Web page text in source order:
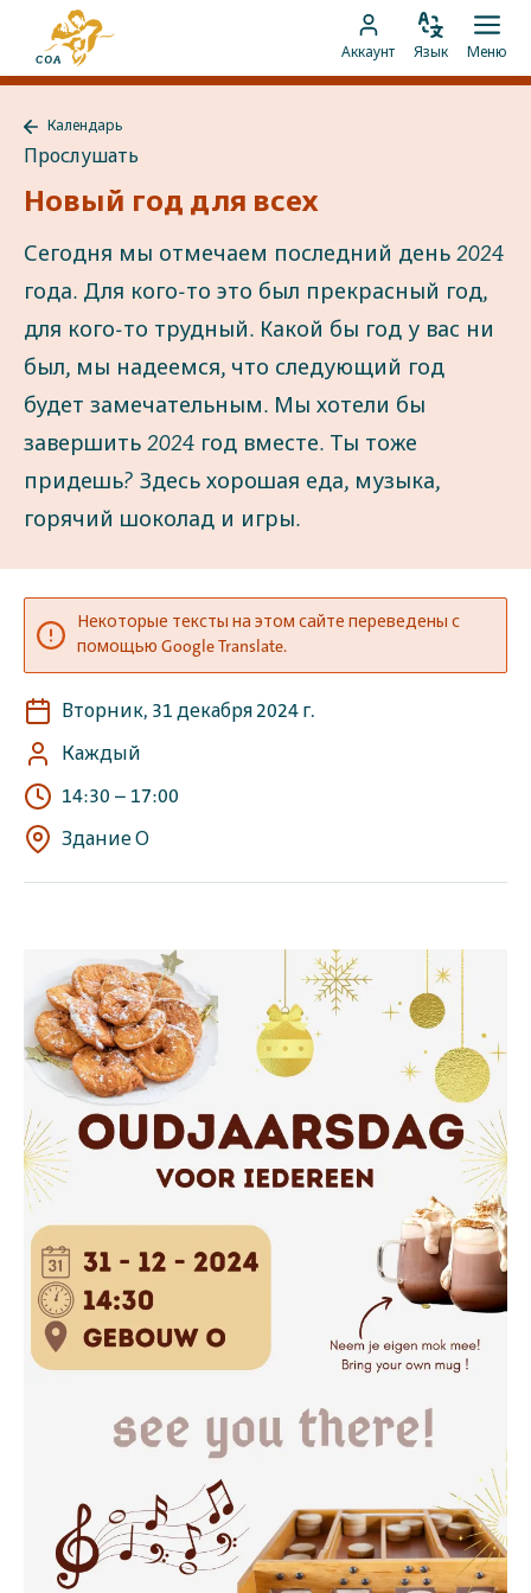
Перейти
контенту
главную
страницу
Перейти
к
Аккаунт
Изменить
Язык Меню
Календарь
Прослушать
Новый год для всех
Сегодня мы отмечаем последний день 2024
года. Для кого-то это был прекрасный год,
для кого-то трудный. Какой бы год у вас ни
был, мы надеемся, что следующий год
будет замечательным. Мы хотели бы
завершить 2024 год вместе. Ты тоже
придешь? Здесь хорошая еда, музыка,
горячий шоколад и игры.
Некоторые тексты на этом сайте переведены с
помощью Google Translate.
Вторник, 31 декабря 2024 г.
Каждый
14:30 – 17:00
Здание О